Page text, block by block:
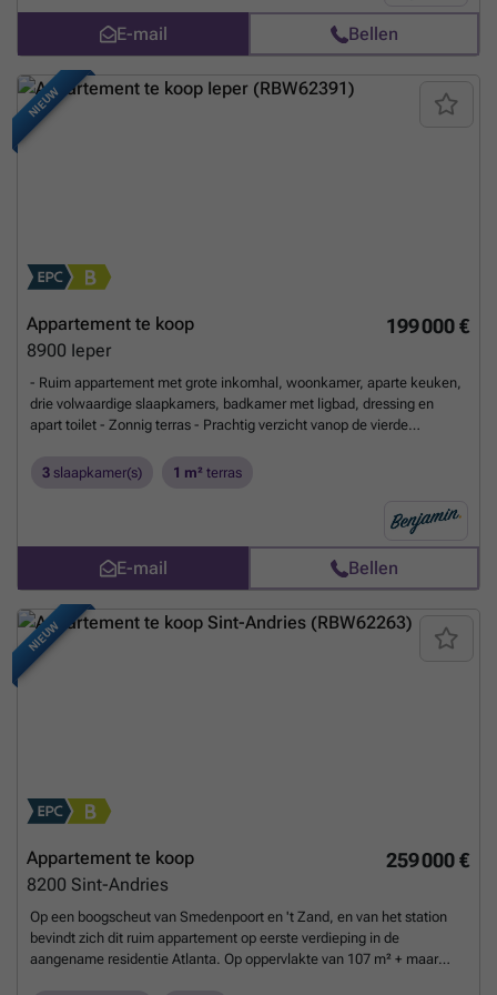
E-mail Bellen
NIEUW
199 000 €
Appartement te koop
8900 Ieper
- Ruim appartement met grote inkomhal, woonkamer, aparte keuken,
drie volwaardige slaapkamers, badkamer met ligbad, dressing en
apart toilet - Zonnig terras - Prachtig verzicht vanop de vierde
Ruime inpandige garage met elektrische sectionaal poort inbegrepen
Elektriciteit conform - Asbestveilig asbestattest - Fietsenberging
aanwezig - Richtprijs: 199.000€ inclusief garage Schrijf je hier in voor
het bezoekmoment op 22 augustus: ###Meer weten?
3 slaapkamer(s) 1 m² terras
E-mail Bellen
NIEUW
259 000 €
Appartement te koop
8200 Sint-Andries
Op een boogscheut van Smedenpoort en 't Zand, en van het station
bevindt zich dit ruim appartement op eerste verdieping in de
aangename residentie Atlanta. Op oppervlakte van 107 m² + maar